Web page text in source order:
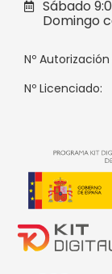
Sábado
Domingo
Nº
Nº Licenciado: